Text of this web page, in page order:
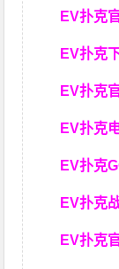
EV扑克
EV扑克
EV扑克
EV扑克
EV扑克
EV扑克
EV扑克